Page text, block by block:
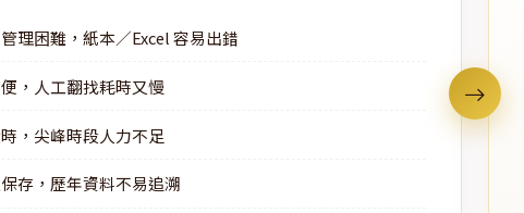
理困難，紙本／Excel 容易出錯
，人工翻找耗時又慢
，尖峰時段人力不足
存，歷年資料不易追溯